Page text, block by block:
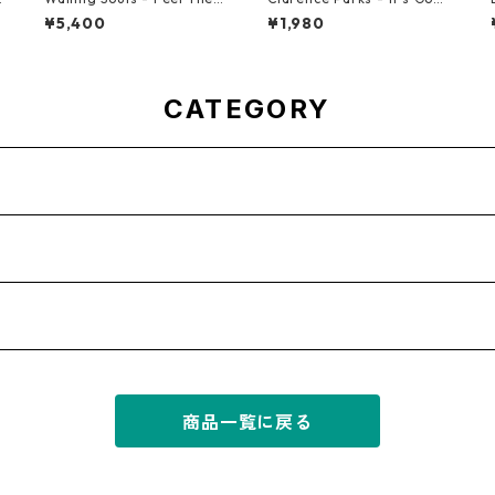
pirit【7-21955】
¥5,400
a Take A Miracle【7-2109
6】
¥1,980
CATEGORY
商品一覧に戻る